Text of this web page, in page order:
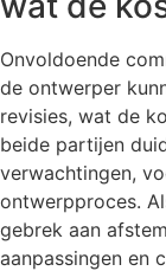
Onvoldoende
de ontwerper
revisies, wat de
beide partijen
verwachtingen,
ontwerpproces.
gebrek aan
aanpassingen en